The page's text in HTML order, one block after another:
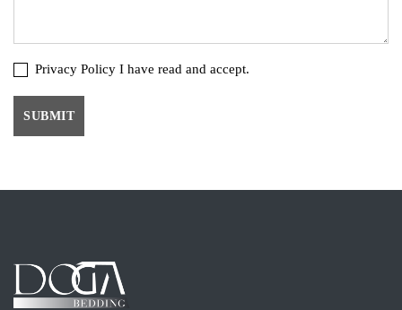
Privacy Policy I have read and accept.
SUBMIT